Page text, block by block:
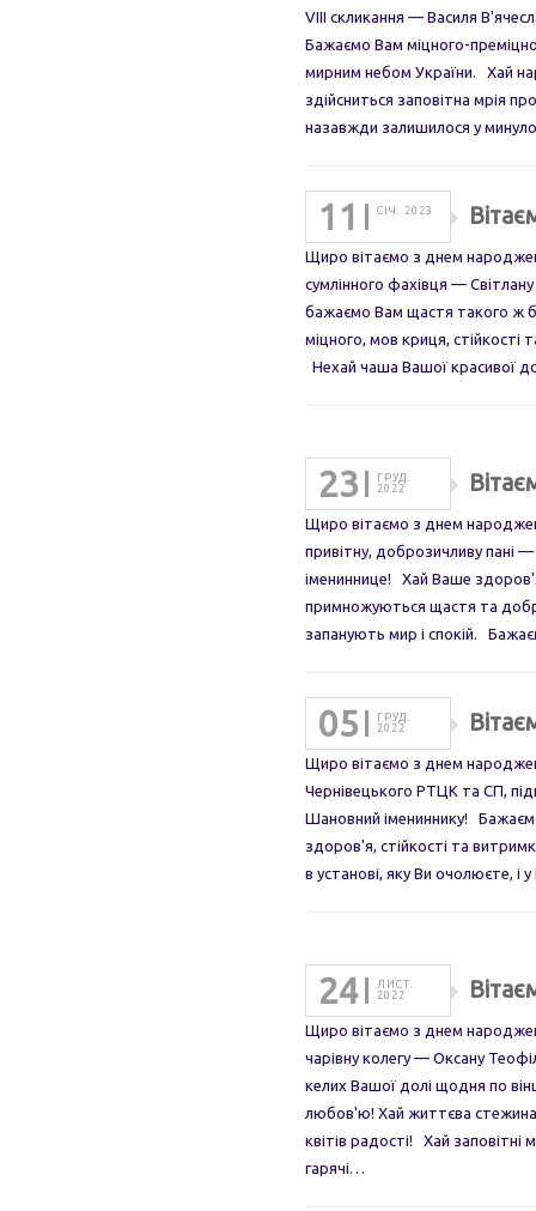
VIII скликання — Василя
Бажаємо Вам міцного-
мирним небом України. Хай
здійсниться заповітна мрія
назавжди залишилося у
11 СІЧ. 2023
Щиро вітаємо з днем
сумлінного фахівця —
бажаємо Вам щастя такого ж
міцного, мов криця, стійкості
Нехай чаша Вашої красивої
23
ГРУД.
2022
Щиро вітаємо з днем
привітну, доброзичливу пані
імениннице! Хай Ваше
примножуються щастя та
запанують мир і спокій.
05
ГРУД.
2022
Щиро вітаємо з днем
Чернівецького РТЦК та СП,
Шановний імениннику!
здоров'я, стійкості та
в установі, яку Ви очолюєте,
24
ЛИСТ.
2022
Щиро вітаємо з днем
чарівну колегу — Оксану
келих Вашої долі щодня по
любов'ю! Хай життєва
квітів радості! Хай заповітні
гарячі…